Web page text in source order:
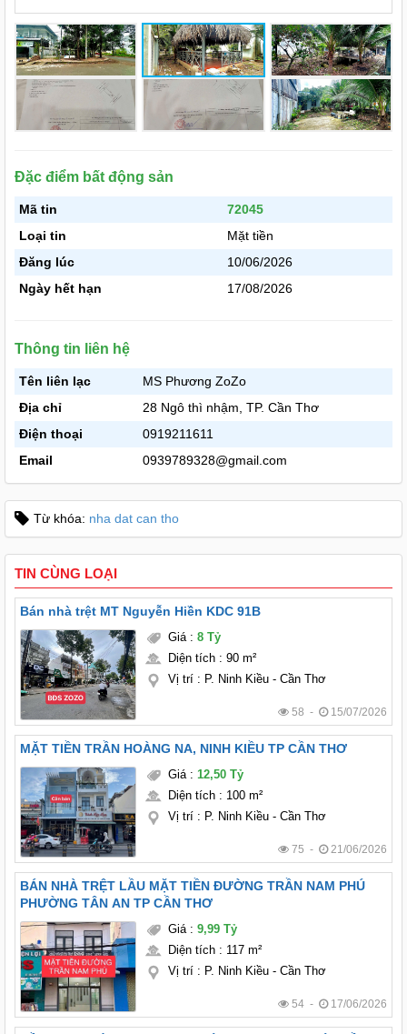
Đặc điểm bất động sản
Mã tin
72045
Loại tin
Mặt tiền
Đăng lúc
10/06/2026
Ngày hết hạn
17/08/2026
Thông tin liên hệ
Tên liên lạc
MS Phương ZoZo
Địa chỉ
28 Ngô thì nhậm, TP. Cần Thơ
Điện thoại
0919211611
Email
0939789328@gmail.com
Từ khóa: nha dat can tho
TIN CÙNG LOẠI
Bán nhà trệt MT Nguyễn Hiền KDC 91B
Giá: 8 Tỷ
Diện tích: 90 m²
Vị trí: P. Ninh Kiều - Cần Thơ
58 - 15/07/2026
MẶT TIỀN TRẦN HOÀNG NA, NINH KIỀU TP CẦN THƠ
Giá: 12,50 Tỷ
Diện tích: 100 m²
Vị trí: P. Ninh Kiều - Cần Thơ
75 - 21/06/2026
BÁN NHÀ TRỆT LẦU MẶT TIỀN ĐƯỜNG TRẦN NAM PHÚ
PHƯỜNG TÂN AN TP CẦN THƠ
Giá: 9,99 Tỷ
Diện tích: 117 m²
Vị trí: P. Ninh Kiều - Cần Thơ
54 - 17/06/2026